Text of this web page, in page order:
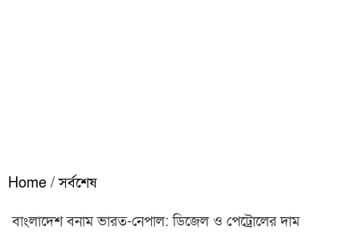
Home / সর্বশেষ
বাংলাদেশ বনাম ভারত-নেপাল: ডিজেল ও পেট্রোলের দাম